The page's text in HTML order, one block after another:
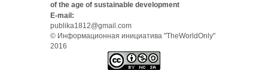
of the age of sustainable development
E-mail:
publika1812@gmail.com
© Информационная инициатива "TheWorldOnly"
2016